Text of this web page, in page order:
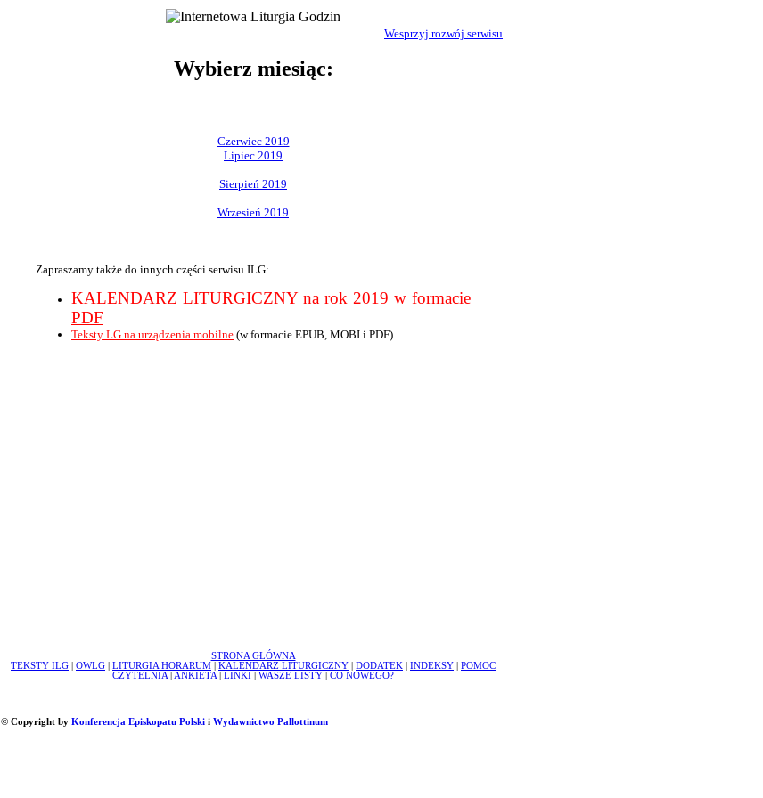
Wesprzyj rozwój serwisu
Wybierz miesiąc:
Czerwiec 2019
Lipiec 2019
Sierpień 2019
Wrzesień 2019
Zapraszamy także do innych części serwisu ILG:
KALENDARZ LITURGICZNY na rok 2019 w formacie
PDF
Teksty LG na urządzenia mobilne (w formacie EPUB, MOBI i PDF)
STRONA GŁÓWNA
TEKSTY ILG
OWLG LITURGIA HORARUM KALENDARZ LITURGICZNY DODATEK INDEKSY
POMOC
CZYTELNIA
ANKIETA LINKI WASZE LISTY CO NOWEGO?
© Copyright by Konferencja Episkopatu Polskii Wydawnictwo Pallottinum